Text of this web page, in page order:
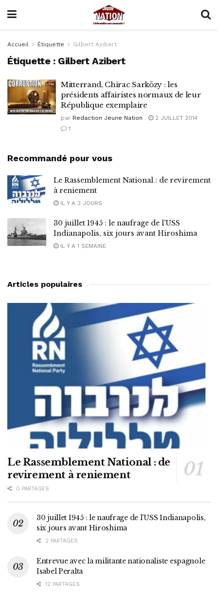
Accueil Étiquette Gilbert Azibert
Étiquette : Gilbert Azibert
Mitterrand, Chirac Sarközy : les
présidents affairistes normaux de leur
République exemplaire
par Redaction Jeune Nation
2 JUILLET 2014
1
Recommandé pour vous
Le Rassemblement National : de revirement
à reniement
IL Y A 3 JOURS
30 juillet 1945 : le naufrage de l’USS
Indianapolis, six jours avant Hiroshima
IL Y A 1 SEMAINE
Articles populaires
Le Rassemblement National : de
revirement à reniement
0 PARTAGES
30 juillet 1945 : le naufrage de l’USS Indianapolis,
six jours avant Hiroshima
2 PARTAGES
Entrevue avec la militante nationaliste espagnole
Isabel Peralta
12 PARTAGES